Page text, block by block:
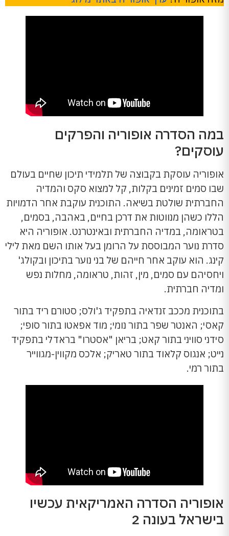
במה הסדרה אופוריה והפרקים
עוסקים?
אופוריה עוסקת בקבוצה של תלמידי תיכון שחיים בעולם
שבו סמים זמינים בקלות, קל למצוא סקס והמדיה
החברתית שולטת בשיאה. התוכנית עוקבת אחר הדמויות
הללו כשהן מנווטות את דרכן בחיים, באהבה, בסמים,
בטראומה, במדיה החברתית ובאינטרנט. אופוריה היא
סדרת נוער המבוססת על הרומן בעל אותו השם מאת לילי
קינג. הוא עוקב אחר חייהם של בני נוער בתיכון ובקולג'
ויחסיהם עם סמים, מין, זהות, טראומה, מחלות נפש
ומדיה חברתית.
בתוכנית מככב זנדאיה בתפקיד ג'ולס; סטורם ריד בתור
קאסי; האנטר שפר בתור נומי; מוד אפאטו בתור סופי;
סידני סוויני בתור קאט; בריאן "אסטרו" בראדלי בתפקיד
נייט; אנגוס קלאוד בתור טאריק; אלכס מקווין-מגווייר
בתור רמי.
אופוריה הסדרה האמריקאית עכשיו
בישראל בעונה 2